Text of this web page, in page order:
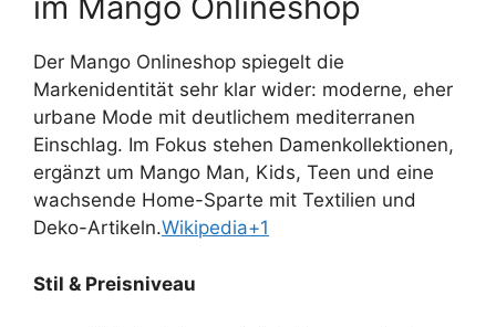
Der Mango Onlineshop spiegelt die
Markenidentität sehr klar wider: moderne, eher
urbane Mode mit deutlichem mediterranen
Einschlag. Im Fokus stehen Damenkollektionen,
ergänzt um Mango Man, Kids, Teen und eine
wachsende Home-Sparte mit Textilien und
Deko-Artikeln.Wikipedia+1
Stil & Preisniveau